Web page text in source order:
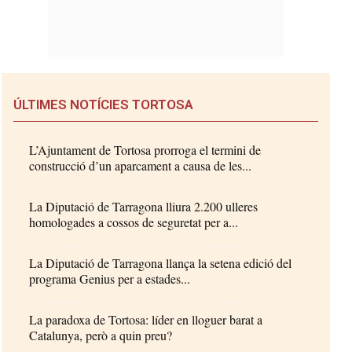
ÚLTIMES NOTÍCIES TORTOSA
L’Ajuntament de Tortosa prorroga el termini de
construcció d’un aparcament a causa de les...
La Diputació de Tarragona lliura 2.200 ulleres
homologades a cossos de seguretat per a...
La Diputació de Tarragona llança la setena edició del
programa Genius per a estades...
La paradoxa de Tortosa: líder en lloguer barat a
Catalunya, però a quin preu?